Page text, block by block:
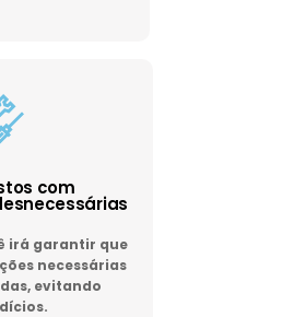
com
irá garantir que
necessárias
evitando